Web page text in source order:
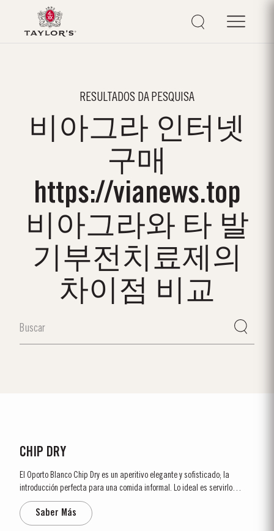
RESULTADOS DA PESQUISA
비아그라 인터넷
구매
https://vianews.top
비아그라와 타 발
기부전치료제의
차이점 비교
CHIP DRY
El Oporto Blanco Chip Dry es un aperitivo elegante y sofisticado; la
introducción perfecta para una comida informal. Lo ideal es servirlo
fresco, en una copa de vino de Oporto de tamaño generoso, acompañado
de aceitunas marinadas o de almendras tostadas. El Chip Dry también es
ideal para preparar un...
Saber Más